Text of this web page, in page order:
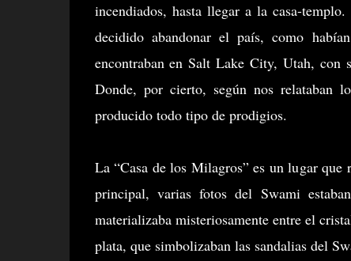
incendiados, hasta llegar a la casa-
decidido abandonar el país, como
encontraban en Salt Lake City, Utah,
Donde, por cierto, según nos relataban
producido todo tipo de prodigios.
La “Casa de los Milagros” es un lugar que
principal, varias fotos del Swami
materializaba misteriosamente entre el
plata, que simbolizaban las sandalias del